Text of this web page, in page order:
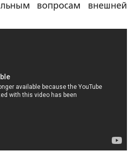
вопросам внешней